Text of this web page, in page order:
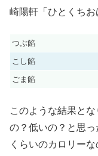
崎陽軒「ひとくちお
つぶ餡
こし餡
ごま餡
このような結果と
の？低いの？と思
くらいのカロリーな